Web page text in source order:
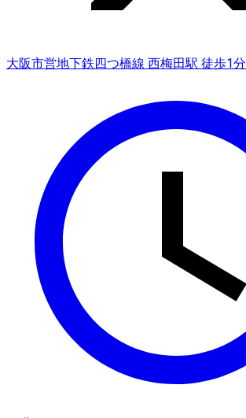
大阪市営地下鉄四つ橋線 西梅田駅 徒歩1分